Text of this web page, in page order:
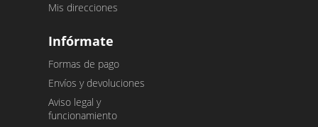
Mis direcciones
Infórmate
Formas de pago
Envíos y devoluciones
Aviso legal y
funcionamiento